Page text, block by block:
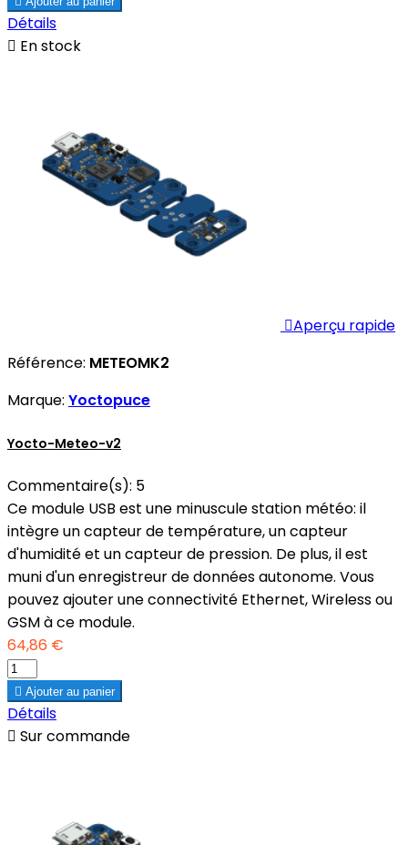
Détails
 En stock
Aperçu rapide
Référence: METEOMK2
Marque: Yoctopuce
Yocto-Meteo-v2
Commentaire(s): 5
Ce module USB est une minuscule station météo: il
intègre un capteur de température, un capteur
d'humidité et un capteur de pression. De plus, il est
muni d'un enregistreur de données autonome. Vous
pouvez ajouter une connectivité Ethernet, Wireless ou
GSM à ce module.
64,86 €
 Ajouter au panier
Détails
 Sur commande